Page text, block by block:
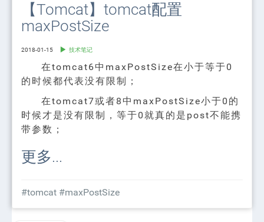
【Tomcat】tomcat配置
maxPostSize
2018-01-15 技术笔记
在tomcat6中maxPostSize在小于等于0
的时候都代表没有限制；
在tomcat7或者8中maxPostSize小于0的
时候才是没有限制，等于0就真的是post不能携
带参数；
更多...
#tomcat #maxPostSize